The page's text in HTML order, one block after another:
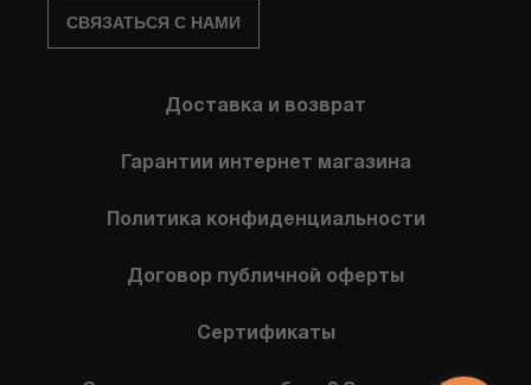
СВЯЗАТЬСЯ С НАМИ
Доставка и возврат
Гарантии интернет магазина
Политика конфиденциальности
Договор публичной оферты
Сертификаты